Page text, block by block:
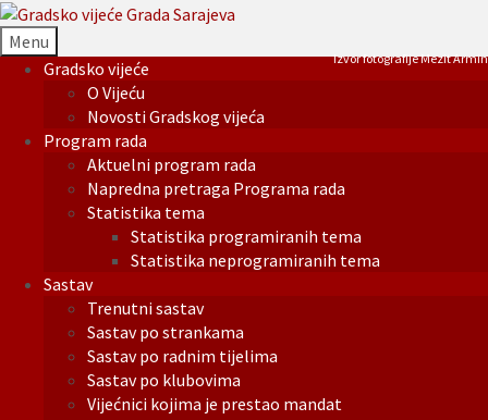
Menu
Gradsko vijeće
O Vijeću
Novosti Gradskog vijeća
Program rada
Aktuelni program rada
Napredna pretraga Programa rada
Statistika tema
Statistika programiranih tema
Statistika neprogramiranih tema
Sastav
Trenutni sastav
Sastav po strankama
Sastav po radnim tijelima
Sastav po klubovima
Vijećnici kojima je prestao mandat
Izvor fotografije Mezit Armin